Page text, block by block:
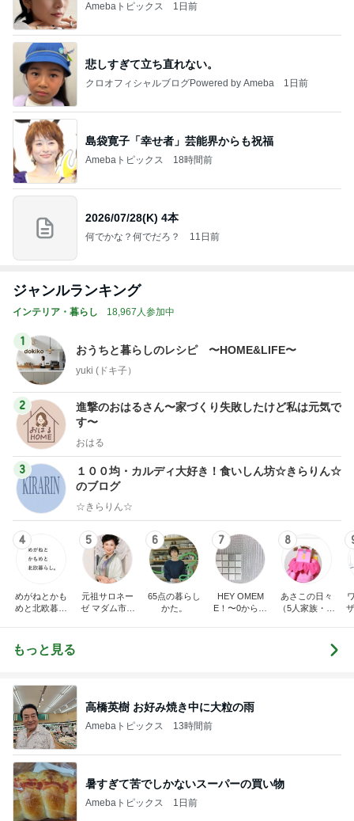
Amebaトピックス 1日前
悲しすぎて立ち直れない。
クロオフィシャルブログPowered by Ameba 1日前
島袋寛子「幸せ者」芸能界からも祝福
Amebaトピックス 18時間前
2026/07/28(K) 4本
何でかな？何でだろ？ 11日前
ジャンルランキング
インテリア・暮らし 18,967人参加中
1
おうちと暮らしのレシピ 〜HOME&LIFE〜
yuki (ドキ子）
2
進撃のおはるさん〜家づくり失敗したけど私は元気で
す〜
おはる
3
１００均・カルディ大好き！食いしん坊☆きらりん☆
のブログ
☆きらりん☆
4
めがねとかも
めと北欧暮ら
5
元祖サロネー
ゼ マダム市川
6
65点の暮らし
かた。
7
HEY OMEM
E！〜0からの
8
あさこの日々
（5人家族・投
もっと見る
高橋英樹 お好み焼き中に大粒の雨
Amebaトピックス 13時間前
暑すぎて苦でしかないスーパーの買い物
Amebaトピックス 1日前